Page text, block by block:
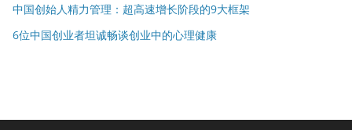
中国创始人精力管理：超高速增长阶段的9大框架
6位中国创业者坦诚畅谈创业中的心理健康